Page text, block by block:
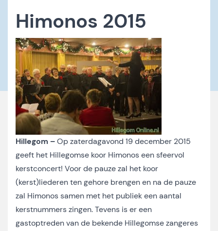
Himonos 2015
Hillegom –Op zaterdagavond 19 december 2015
geeft het Hillegomse koor Himonos een sfeervol
kerstconcert! Voor de pauze zal het koor
(kerst)liederen ten gehore brengen en na de pauze
zal Himonos samen met het publiek een aantal
kerstnummers zingen. Tevens is er een
gastoptreden van de bekende Hillegomse zangeres